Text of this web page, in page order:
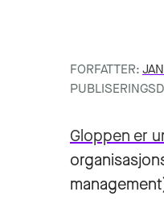
FORFATTER:
Gloppen er